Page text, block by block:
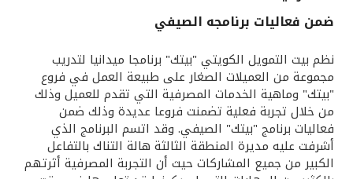
القنوات المصرفية
أدوات وخدمات
خدمات ما بعد البيع
ضمن فعاليات برنامجه الصيفي
نظم بيت التمويل الكويتي "بيتك" برنامجا ميدانيا لتدريب
مجموعة من العميلات الصغار على طبيعة العمل في فروع
"بيتك" وماهية الخدمات المصرفية التي تقدم للعميل وذلك
من خلال تجربة فعلية تضمنت فروعا عديدة وذلك ضمن
فعاليات برنامج "بيتك" الصيفي. وقد اتسم البرنامج الذي
أشرفت عليه مديرة المنطقة الثالثة هالة التناك بالتفاعل
الكبير من جميع المشاركات حيث أن التجربة المصرفية أثرتهم